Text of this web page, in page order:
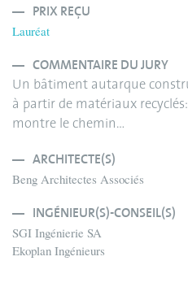
PRIX REÇU
Lauréat
COMMENTAIRE DU JURY
Un bâtiment autarque
à partir de matériaux
montre le chemin…
ARCHITECTE(S)
Beng Architectes Associés
INGÉNIEUR(S)-CONSEIL(S)
SGI Ingénierie SA
Ekoplan Ingénieurs